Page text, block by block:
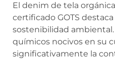
El denim de tela
certificado GOTS
sostenibilidad
químicos nocivos en su
significativamente la